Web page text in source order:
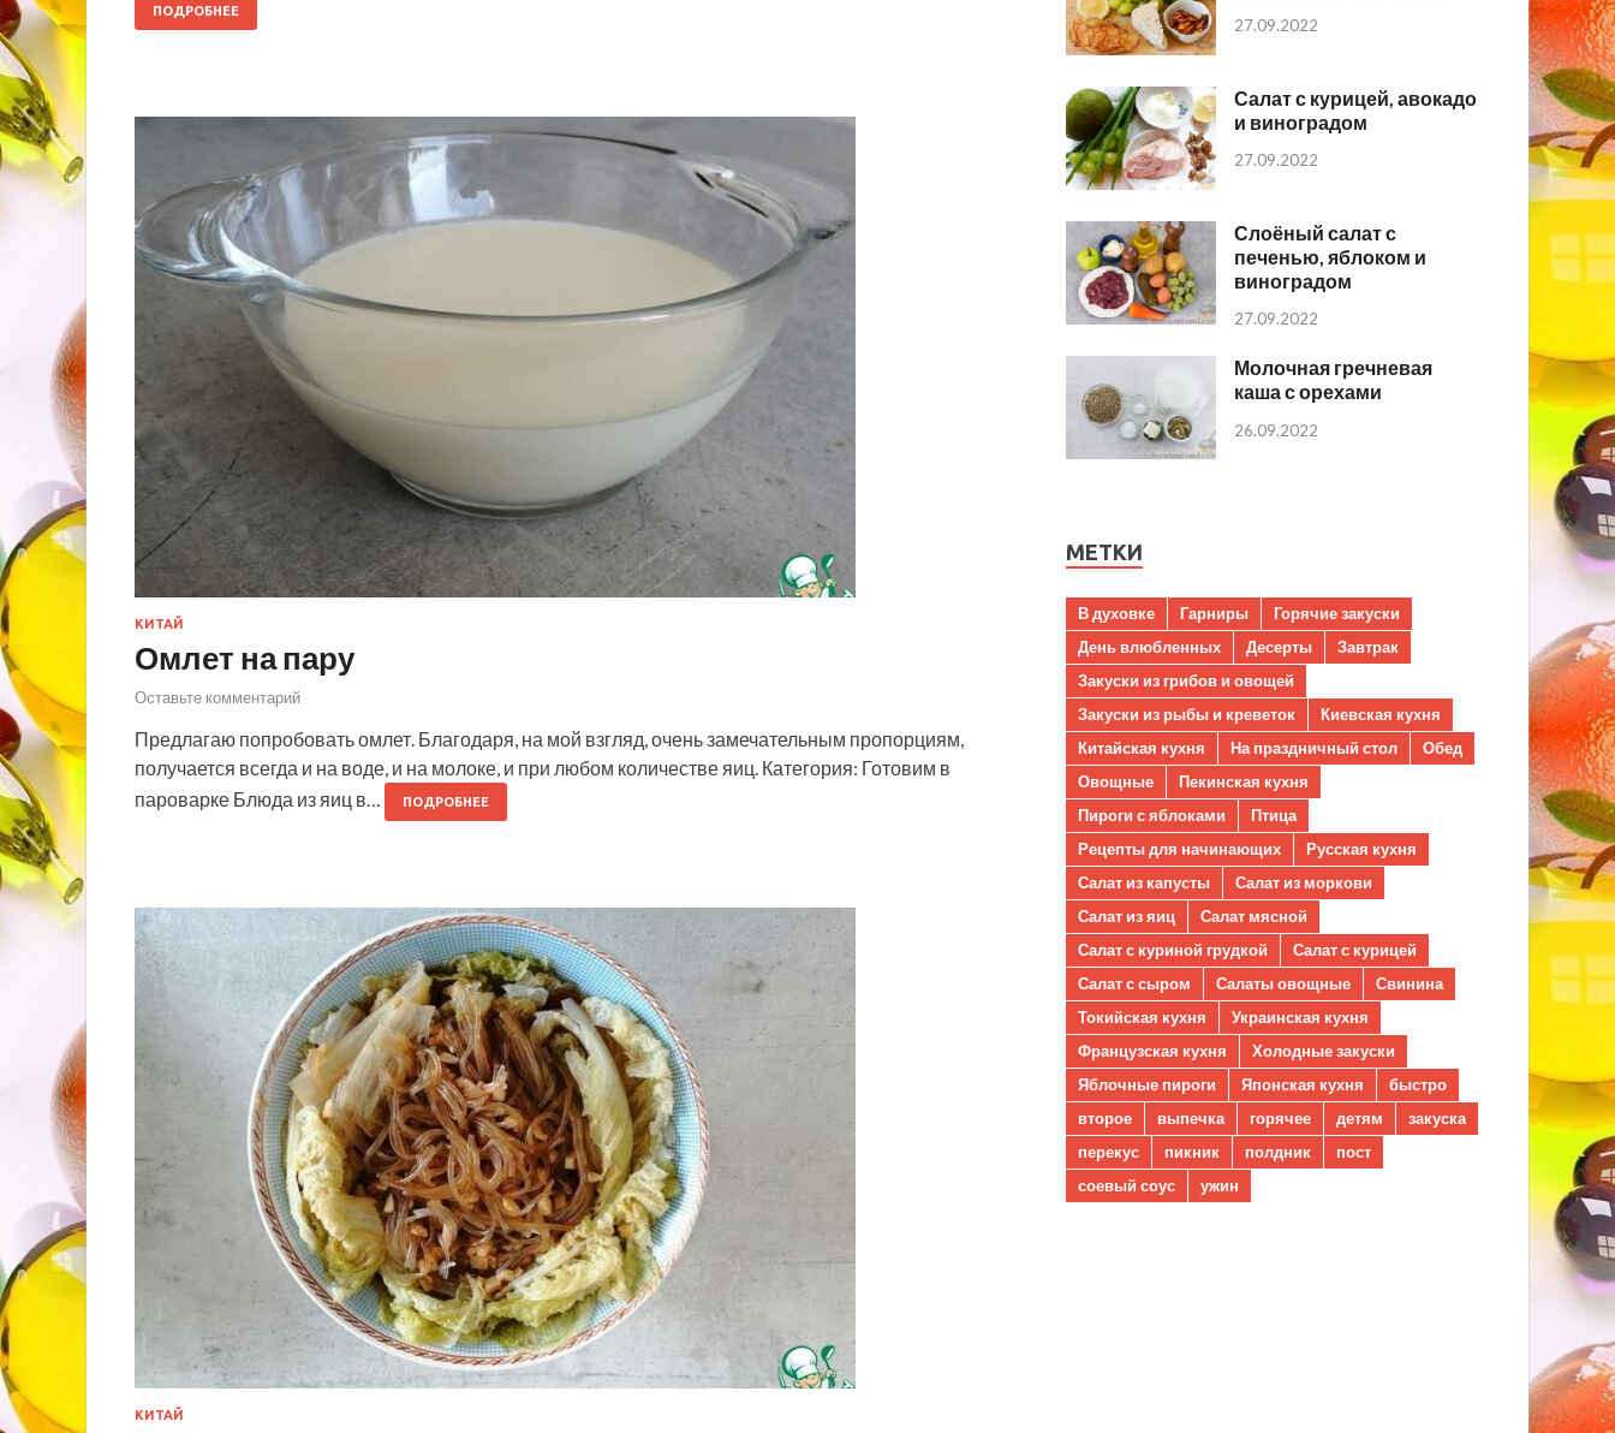
ПОДРОБНЕЕ
КИТАЙ
Омлет на пару
Оставьте комментарий
Предлагаю попробовать омлет. Благодаря, на мой взгляд, очень замечательным пропорциям,
получается всегда и на воде, и на молоке, и при любом количестве яиц. Категория: Готовим в
пароварке Блюда из яиц в…
ПОДРОБНЕЕ
КИТАЙ
27.09.2022
Салат с курицей, авокадо
и виноградом
27.09.2022
Слоёный салат с
печенью, яблоком и
виноградом
27.09.2022
Молочная гречневая
каша с орехами
26.09.2022
МЕТКИ
В духовке Гарниры
Горячие закуски
День влюбленных
Десерты
Завтрак
Закуски из грибов и овощей
Закуски из рыбы и креветок
Киевская кухня
Китайская кухня
На праздничный стол
Обед
Овощные
Пекинская кухня
Пироги с яблоками
Птица
Рецепты для начинающих
Русская кухня
Салат из капусты
Салат из моркови
Салат из яиц
Салат мясной
Салат с куриной грудкой
Салат с курицей
Салат с сыром
Салаты овощные
Свинина
Токийская кухня
Украинская кухня
Французская кухня
Холодные закуски
Яблочные пироги
Японская кухня
быстро
второе
выпечка горячее детям
закуска
перекус
пикник полдник
пост
соевый соус
ужин